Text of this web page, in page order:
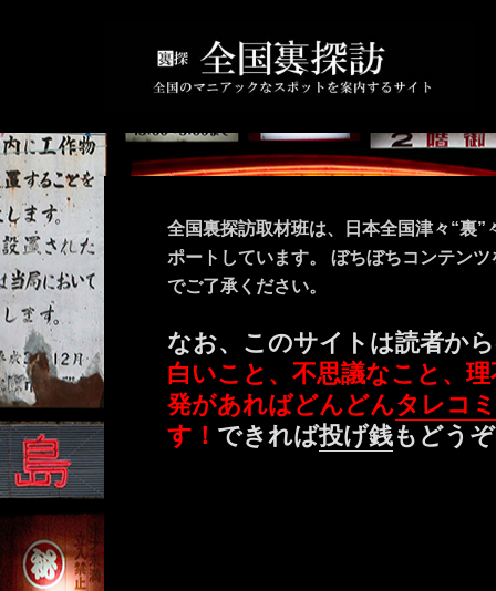
全国裏探訪取材班は、日本全国津々“裏
ポートしています。 ぼちぼちコンテン
でご了承ください。
なお、このサイトは読者か
白いこと、不思議なこと、
発があればどんどんタレコミ
す！ できれば投げ銭もどうぞ